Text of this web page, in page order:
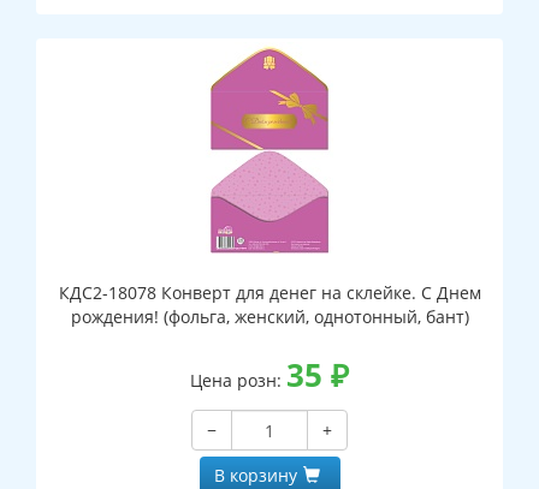
КДС2-18078 Конверт для денег на склейке. С Днем
рождения! (фольга, женский, однотонный, бант)
Цена розн: 35 ₽
−
+
В корзину